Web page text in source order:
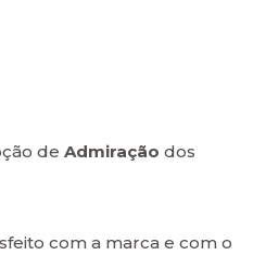
de Admiração dos
com a marca e com o